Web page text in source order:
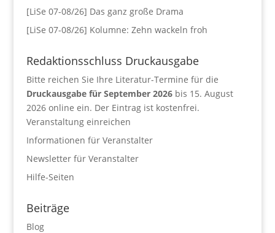
[LiSe 07-08/26] Das ganz große Drama
[LiSe 07-08/26] Kolumne: Zehn wackeln froh
Redaktionsschluss Druckausgabe
Bitte reichen Sie Ihre Literatur-Termine für die
Druckausgabe für September 2026bis 15. August
2026 online ein. Der Eintrag ist kostenfrei.
Veranstaltung einreichen
Informationen für Veranstalter
Newsletter für Veranstalter
Hilfe-Seiten
Beiträge
Blog